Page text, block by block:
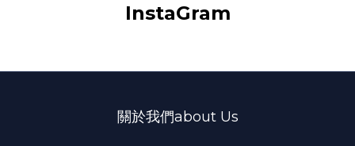
InstaGram
關於我們about Us